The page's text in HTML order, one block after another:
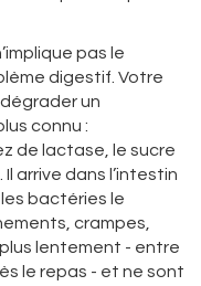
pas le
digestif. Votre
un
connu :
de lactase, le sucre
arrive dans l’intestin
bactéries le
crampes,
lentement - entre
le repas - et ne sont